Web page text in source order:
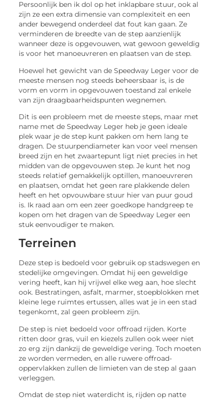
Persoonlijk ben ik dol op het inklapbare stuur, ook al
zijn ze een extra dimensie van complexiteit en een
ander bewegend onderdeel dat fout kan gaan. Ze
verminderen de breedte van de step aanzienlijk
wanneer deze is opgevouwen, wat gewoon geweldig
is voor het manoeuvreren en plaatsen van de step.
Hoewel het gewicht van de Speedway Leger voor de
meeste mensen nog steeds beheersbaar is, is de
vorm en vorm in opgevouwen toestand zal enkele
van zijn draagbaarheidspunten wegnemen.
Dit is een probleem met de meeste steps, maar met
name met de Speedway Leger heb je geen ideale
plek waar je de step kunt pakken om hem lang te
dragen. De stuurpendiameter kan voor veel mensen
breed zijn en het zwaartepunt ligt niet precies in het
midden van de opgevouwen step. Je kunt het nog
steeds relatief gemakkelijk optillen, manoeuvreren
en plaatsen, omdat het geen rare plakkende delen
heeft en het opvouwbare stuur hier van puur goud
is. Ik raad aan om een zeer goedkope handgreep te
kopen om het dragen van de Speedway Leger een
stuk eenvoudiger te maken.
Terreinen
Deze step is bedoeld voor gebruik op stadswegen en
stedelijke omgevingen. Omdat hij een geweldige
vering heeft, kan hij vrijwel elke weg aan, hoe slecht
ook. Bestratingen, asfalt, marmer, stoepblokken met
kleine lege ruimtes ertussen, alles wat je in een stad
tegenkomt, zal geen probleem zijn.
De step is niet bedoeld voor offroad rijden. Korte
ritten door gras, vuil en kiezels zullen ook weer niet
zo erg zijn dankzij de geweldige vering. Toch moeten
ze worden vermeden, en alle ruwere offroad-
oppervlakken zullen de limieten van de step al gaan
verleggen.
Omdat de step niet waterdicht is, rijden op natte